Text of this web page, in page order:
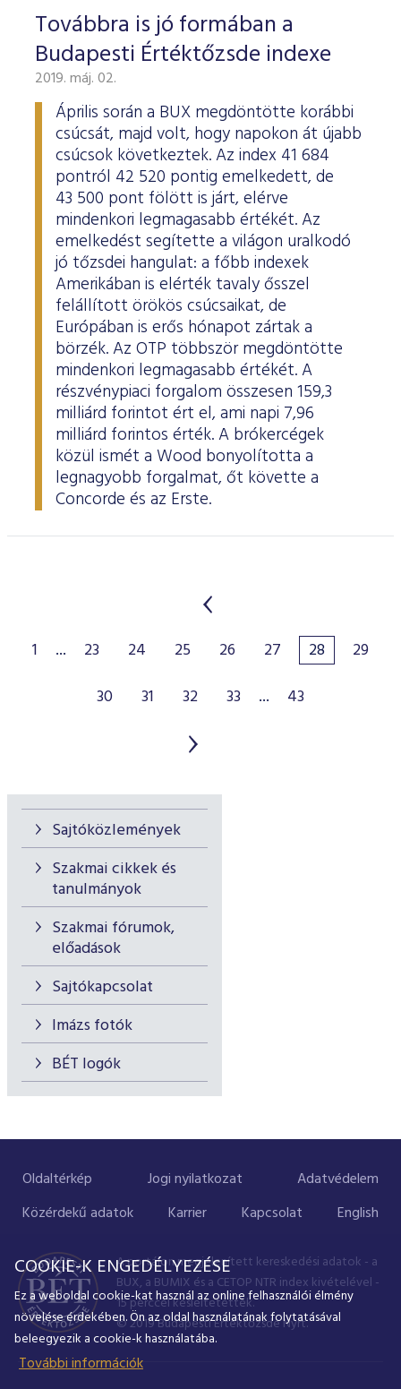
Sajtóközlemények
Szakmai cikkek és
tanulmányok
Szakmai fórumok,
előadások
Sajtókapcsolat
Imázs fotók
BÉT logók
Továbbra is jó formában a
Budapesti Értéktőzsde indexe
2019. máj. 02.
Április során a BUX megdöntötte korábbi
csúcsát, majd volt, hogy napokon át újabb
csúcsok következtek. Az index 41 684
pontról 42 520 pontig emelkedett, de
43 500 pont fölött is járt, elérve
mindenkori legmagasabb értékét. Az
emelkedést segítette a világon uralkodó
jó tőzsdei hangulat: a főbb indexek
Amerikában is elérték tavaly ősszel
felállított örökös csúcsaikat, de
Európában is erős hónapot zártak a
börzék. Az OTP többször megdöntötte
mindenkori legmagasabb értékét. A
részvénypiaci forgalom összesen 159,3
milliárd forintot ért el, ami napi 7,96
milliárd forintos érték. A brókercégek
közül ismét a Wood bonyolította a
legnagyobb forgalmat, őt követte a
Concorde és az Erste.
1 ... 23 24 25 26 27 28
29
30
31 32 33 ... 43
Oldaltérkép Jogi nyilatkozat
Adatvédelem
Közérdekű adatok
Karrier Kapcsolat English
A portálon megjelenített kereskedési adatok - a
BUX, a BUMIX és a CETOP NTR index kivételével -
15 perccel késleltetettek.
© 2019 Budapesti Értéktőzsde Nyrt.
COOKIE-K ENGEDÉLYEZÉSE
Ez a weboldal cookie-kat használ az online felhasználói élmény
növelése érdekében. Ön az oldal használatának folytatásával
beleegyezik a cookie-k használatába.
További információk